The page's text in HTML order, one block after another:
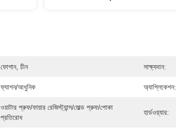
ফোশান, চীন সাক্ষ্যদান:
ফ্যাশন/আধুনিক অ্যাপ্লিকেশন:
ওয়াটার প্রুফ/ফায়ার রেজিস্ট্যান্স/মোল্ড প্রুফ/পোকা
প্রতিরোধ
হার্ডওয়্যার: